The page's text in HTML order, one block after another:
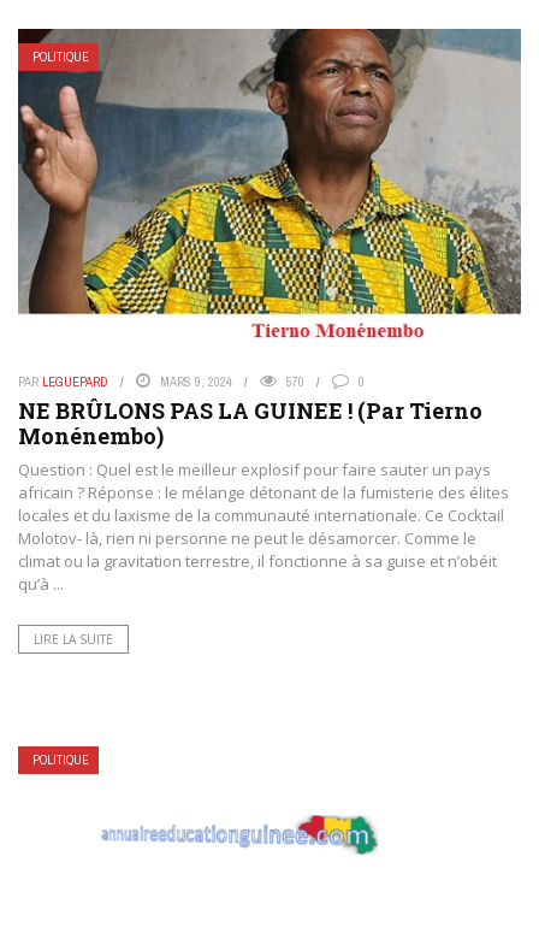
POLITIQUE
PAR LEGUEPARD MARS 9, 2024 570 0
NE BRÛLONS PAS LA GUINEE ! (Par Tierno
Monénembo)
Question : Quel est le meilleur explosif pour faire sauter un pays
africain ? Réponse : le mélange détonant de la fumisterie des élites
locales et du laxisme de la communauté internationale. Ce Cocktail
Molotov- là, rien ni personne ne peut le désamorcer. Comme le
climat ou la gravitation terrestre, il fonctionne à sa guise et n’obéit
qu’à ...
LIRE LA SUITE
POLITIQUE